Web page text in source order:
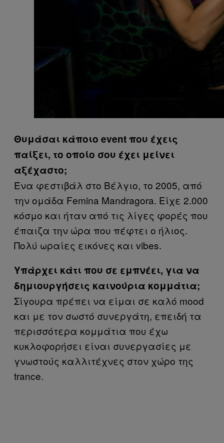
Θυμάσαι κάποιο event που έχεις
παίξει, το οποίο σου έχει μείνει
αξέχαστο;
Ένα φεστιβάλ στο Βέλγιο, το 2005, από
την ομάδα Femina Mandragora. Είχε 2.000
κόσμο και ήταν από τις λίγες φορές που
έπαιζα την ώρα που πέφτει ο ήλιος.
Πολύ ωραίες εικόνες και vibes.
Υπάρχει κάτι που σε εμπνέει, για να
δημιουργήσεις καινούρια κομμάτια;
Σίγουρα πρέπει να είμαι σε καλό mood
και με τον σωστό συνεργάτη, επειδή τα
περισσότερα κομμάτια που έχω
κυκλοφορήσει είναι συνεργασίες με
γνωστούς καλλιτέχνες στον χώρο της
trance.